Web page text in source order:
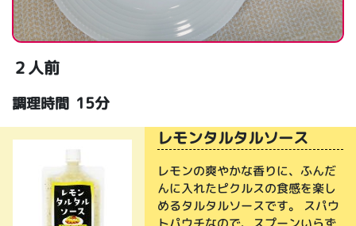
２人前
調理時間 15分
レモンタルタルソース
レモンの爽やかな香りに、ふんだ
んに入れたピクルスの食感を楽し
めるタルタルソースです。 スパウ